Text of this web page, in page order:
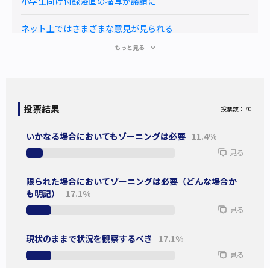
ネット上ではさまざまな意見が見られる
最近、とある保護者が女児向け雑誌の付録に同梱されていた
漫画作品
に対し異議を唱えるツイートを発端として、この問
当該保護者は「子供に悪影響を及ぼす恐れがある」として作
品を批判、娘に見せないよう破棄したと伝えて付録を保管し
ている、と弁明。
判する者の両方が見受けられた。
もっと見る
投票結果 投票数：70
いかなる場合においてもゾーニングは必要 11.4%
見る
限られた場合においてゾーニングは必要（どんな場合か
も明記）
17.1%
見る
現状のままで状況を観察するべき 17.1%
見る